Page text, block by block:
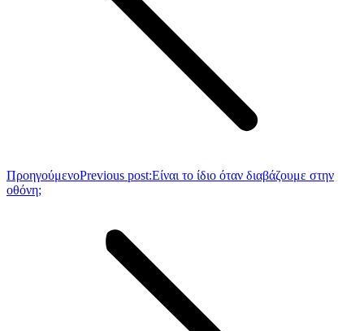
ΠροηγούμενοPrevious post:Είναι το ίδιο όταν διαβάζουμε στην
οθόνη;